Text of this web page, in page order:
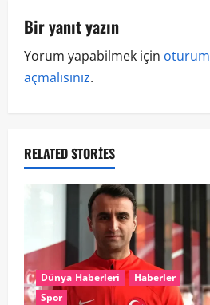
Bir yanıt yazın
Yorum yapabilmek için oturum
açmalısınız.
RELATED STORIES
Dünya Haberleri
Haberler
Spor